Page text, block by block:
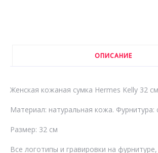
ОПИСАНИЕ
Женская кожаная сумка Hermes Kelly 32 см
Материал: натуральная кожа. Фурнитура:
Размер: 32 см
Все логотипы и гравировки на